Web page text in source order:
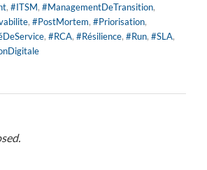
, #ITSM, #ManagementDeTransition,
, #PostMortem, #Priorisation,
, #RCA, #Résilience, #Run, #SLA,